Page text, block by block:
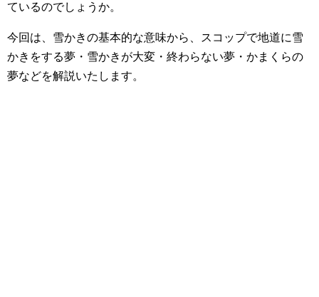
ているのでしょうか。
今回は、雪かきの基本的な意味から、スコップで地道に雪
かきをする夢・雪かきが大変・終わらない夢・かまくらの
夢などを解説いたします。